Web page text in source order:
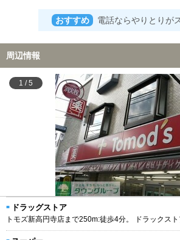
おすすめ 電話ならやりとりが
周辺情報
1 /5
ドラッグストア
トモズ新高円寺店まで250m:徒歩4分。 ドラックスト